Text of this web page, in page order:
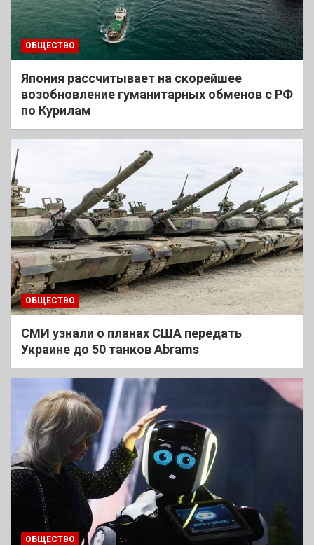
ОБЩЕСТВО
Япония рассчитывает на скорейшее
возобновление гуманитарных обменов с РФ
по Курилам
ОБЩЕСТВО
СМИ узнали о планах США передать
Украине до 50 танков Abrams
ОБЩЕСТВО